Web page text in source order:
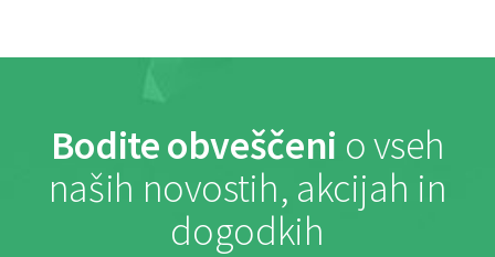
Bodite obveščeni o vseh
naših novostih, akcijah in
dogodkih